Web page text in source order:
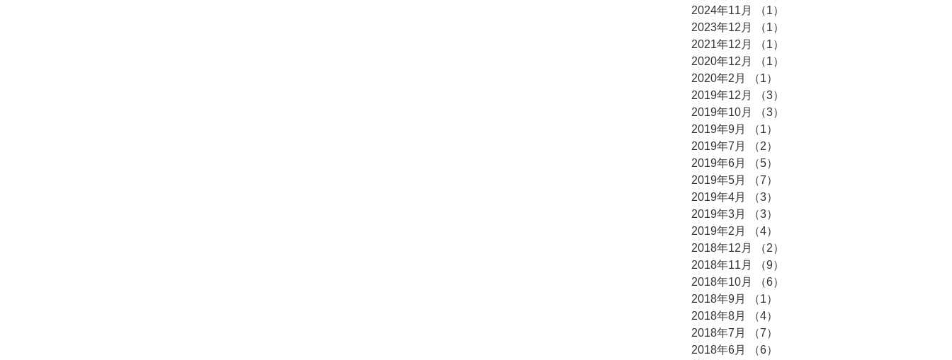
2024年11月
（1）
2023年12月
（1）
2021年12月
（1）
2020年12月
（1）
2020年2月
（1）
2019年12月
（3）
2019年10月
（3）
2019年9月
（1）
2019年7月
（2）
2019年6月
（5）
2019年5月
（7）
2019年4月
（3）
2019年3月
（3）
2019年2月
（4）
2018年12月
（2）
2018年11月
（9）
2018年10月
（6）
2018年9月
（1）
2018年8月
（4）
2018年7月
（7）
2018年6月
（6）